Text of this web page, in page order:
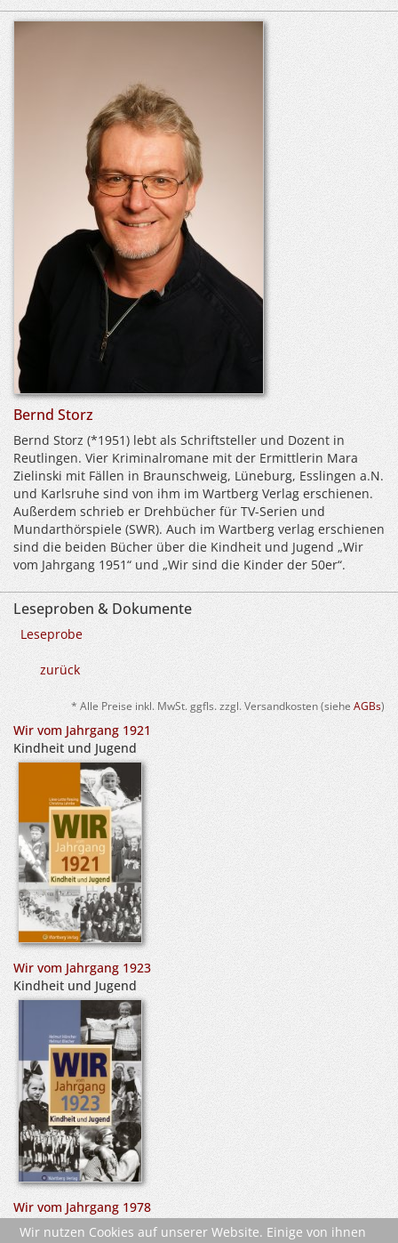
Bernd Storz
Bernd Storz (*1951) lebt als Schriftsteller und Dozent in
Reutlingen. Vier Kriminalromane mit der Ermittlerin Mara
Zielinski mit Fällen in Braunschweig, Lüneburg, Esslingen a.N.
und Karlsruhe sind von ihm im Wartberg Verlag erschienen.
Außerdem schrieb er Drehbücher für TV-Serien und
Mundarthörspiele (SWR). Auch im Wartberg verlag erschienen
sind die beiden Bücher über die Kindheit und Jugend „Wir
vom Jahrgang 1951“ und „Wir sind die Kinder der 50er“.
Leseproben & Dokumente
Leseprobe
zurück
* Alle Preise inkl. MwSt. ggfls. zzgl. Versandkosten (siehe AGBs)
Wir vom Jahrgang 1921
Kindheit und Jugend
Wir vom Jahrgang 1923
Kindheit und Jugend
Wir vom Jahrgang 1978
Kindheit und Jugend
Wir nutzen Cookies auf unserer Website. Einige von ihnen